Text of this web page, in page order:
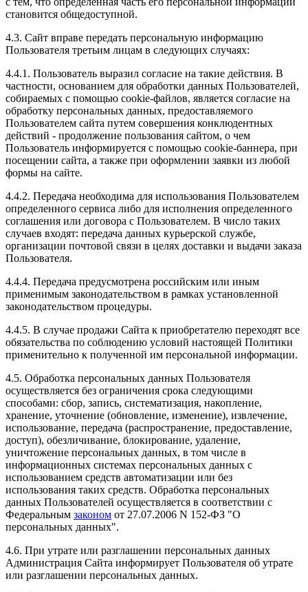
становится общедоступной.
4.3. Сайт вправе передать персональную информацию
Пользователя третьим лицам в следующих случаях:
4.4.1. Пользователь выразил согласие на такие действия. В
частности, основанием для обработки данных Пользователей,
собираемых с помощью cookie-файлов, является согласие на
обработку персональных данных, предоставляемого
Пользователем сайта путем совершения конклюдентных
действий - продолжение пользования сайтом, о чем
Пользователь информируется с помощью cookie-баннера, при
посещении сайта, а также при оформлении заявки из любой
формы на сайте.
4.4.2. Передача необходима для использования Пользователем
определенного сервиса либо для исполнения определенного
соглашения или договора с Пользователем. В число таких
случаев входят: передача данных курьерской службе,
организации почтовой связи в целях доставки и выдачи заказа
Пользователя.
4.4.4. Передача предусмотрена российским или иным
применимым законодательством в рамках установленной
законодательством процедуры.
4.4.5. В случае продажи Сайта к приобретателю переходят все
обязательства по соблюдению условий настоящей Политики
применительно к полученной им персональной информации.
4.5. Обработка персональных данных Пользователя
осуществляется без ограничения срока следующими
способами: сбор, запись, систематизация, накопление,
хранение, уточнение (обновление, изменение), извлечение,
использование, передача (распространение, предоставление,
доступ), обезличивание, блокирование, удаление,
уничтожение персональных данных, в том числе в
информационных системах персональных данных с
использованием средств автоматизации или без
использования таких средств. Обработка персональных
данных Пользователей осуществляется в соответствии с
Федеральным законом от 27.07.2006 N 152-ФЗ "О
персональных данных".
4.6. При утрате или разглашении персональных данных
Администрация Сайта информирует Пользователя об утрате
или разглашении персональных данных.